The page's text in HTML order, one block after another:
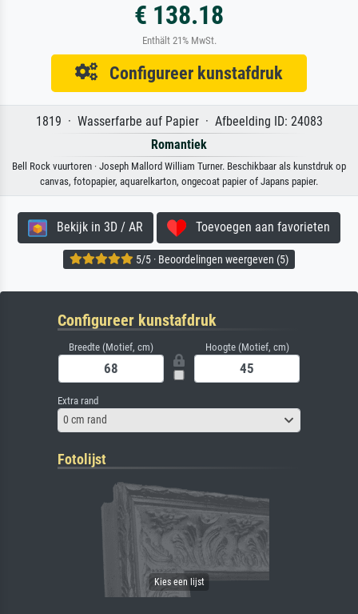
€ 138.18
Enthält 21% MwSt.
Configureer kunstafdruk
1819 · Wasserfarbe auf Papier · Afbeelding ID: 24083
Romantiek
Bell Rock vuurtoren · Joseph Mallord William Turner. Beschikbaar als kunstdruk op
canvas, fotopapier, aquarelkarton, ongecoat papier of Japans papier.
Bekijk in 3D / AR Toevoegen aan favorieten
5/5 · Beoordelingen weergeven (5)
Configureer kunstafdruk
Breedte (Motief, cm) Hoogte (Motief, cm)
Extra rand
0 cm rand
Fotolijst